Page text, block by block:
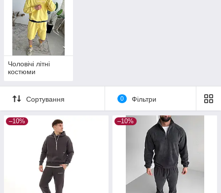
Чоловічі літні
костюми
Сортування 0 Фільтри
–10% –10%